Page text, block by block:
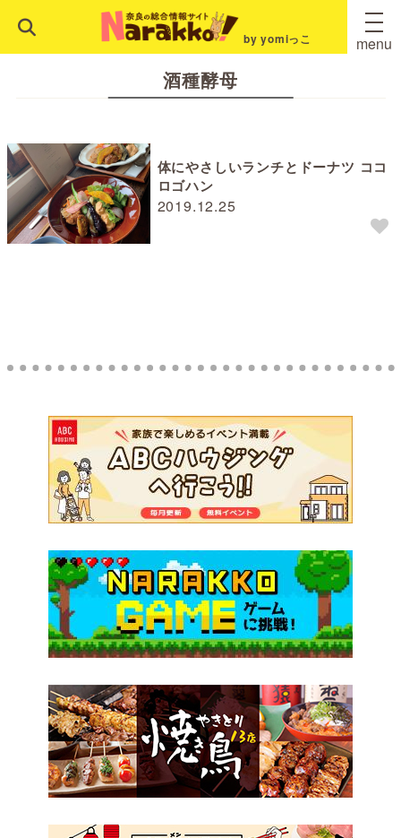
by yomiっこ menu
酒種酵母
2019.12.25
体にやさしいランチとドーナツ ココ
ロゴハン